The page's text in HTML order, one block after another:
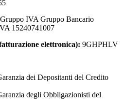
IVA Gruppo Bancario
15240741007
elettronica): 9GHPHLV
dei Depositanti del Credito
degli Obbligazionisti del